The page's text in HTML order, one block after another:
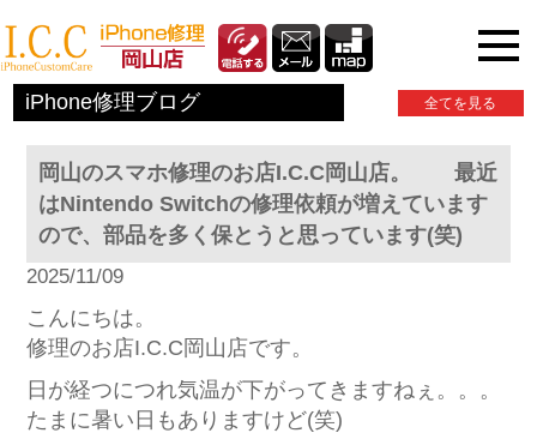
iPhone修理ブログ 全てを見る
岡山のスマホ修理のお店I.C.C岡山店。 最近
はNintendo Switchの修理依頼が増えています
ので、部品を多く保とうと思っています(笑)
2025/11/09
こんにちは。
修理のお店I.C.C岡山店です。
日が経つにつれ気温が下がってきますねぇ。。。
たまに暑い日もありますけど(笑)